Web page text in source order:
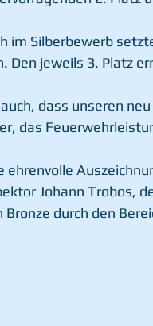
im Silberbewerb
Den jeweils 3. Platz
dass unseren
das
ehrenvolle
Johann Trobos,
durch den